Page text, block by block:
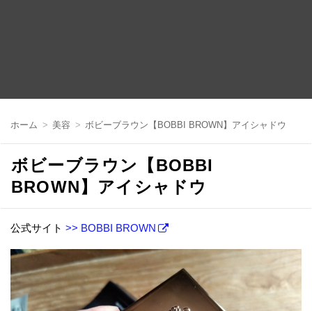
ン
ホーム 美容 ボビーブラウン【BOBBI BROWN】アイシャドウ
ボビーブラウン【BOBBI
BROWN】アイシャドウ
公式サイト >> BOBBI BROWN